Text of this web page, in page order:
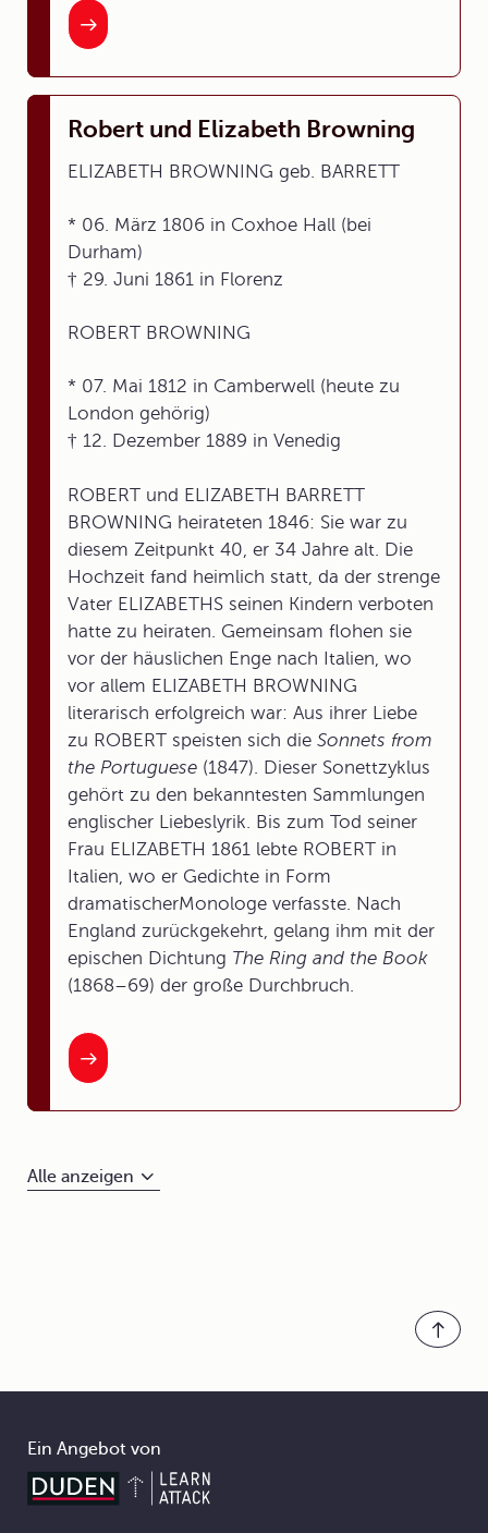
Robert und Elizabeth Browning
ELIZABETH BROWNING geb. BARRETT
* 06. März 1806 in Coxhoe Hall (bei
Durham)
† 29. Juni 1861 in Florenz
ROBERT BROWNING
* 07. Mai 1812 in Camberwell (heute zu
London gehörig)
† 12. Dezember 1889 in Venedig
ROBERT und ELIZABETH BARRETT
BROWNING heirateten 1846: Sie war zu
diesem Zeitpunkt 40, er 34 Jahre alt. Die
Hochzeit fand heimlich statt, da der strenge
Vater ELIZABETHS seinen Kindern verboten
hatte zu heiraten. Gemeinsam flohen sie
vor der häuslichen Enge nach Italien, wo
vor allem ELIZABETH BROWNING
literarisch erfolgreich war: Aus ihrer Liebe
zu ROBERT speisten sich die Sonnets from
the Portuguese (1847). Dieser Sonettzyklus
gehört zu den bekanntesten Sammlungen
englischer Liebeslyrik. Bis zum Tod seiner
Frau ELIZABETH 1861 lebte ROBERT in
Italien, wo er Gedichte in Form
dramatischerMonologe verfasste. Nach
England zurückgekehrt, gelang ihm mit der
epischen Dichtung The Ring and the Book
(1868–69) der große Durchbruch.
Alle anzeigen
Ein Angebot von